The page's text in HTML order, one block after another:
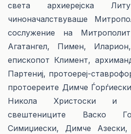
света архиерејска
чиноначалствуваше
сослужение на
Агатангел, Пимен,
епископот Климент,
Партениј, протоереј-
протоереите Димче
Никола Христоски и
свештениците Васко
Симиџиески, Димче